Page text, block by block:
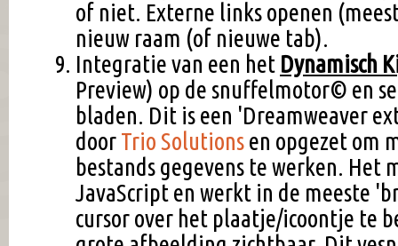
of niet. Externe links openen
nieuw raam (of nieuwe tab).
Integratie van een het Dynamisch
Preview) op de snuffelmotor© en
bladen. Dit is een 'Dreamweaver
doorTrio Solutionsen opgezet om
bestands gegevens te werken. Het
JavaScript en werkt in de meeste
cursor over het plaatje/icoontje te